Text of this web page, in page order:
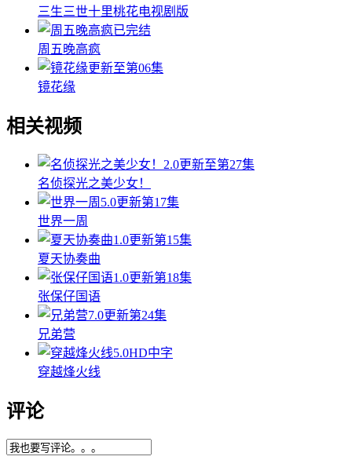
三生三世十里桃花电视剧版
已完结
周五晚高疯
更新至第06集
镜花缘
相关视频
2.0更新至第27集
名侦探光之美少女！
5.0更新第17集
世界一周
1.0更新第15集
夏天协奏曲
1.0更新第18集
张保仔国语
7.0更新第24集
兄弟营
5.0HD中字
穿越烽火线
评论